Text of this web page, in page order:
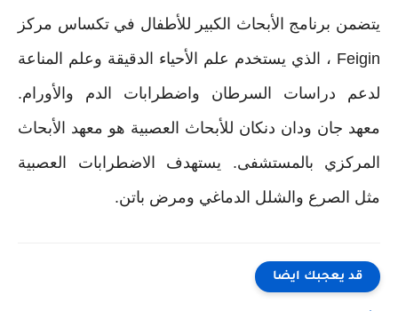
يتضمن برنامج الأبحاث الكبير للأطفال في تكساس مركز
Feigin ، الذي يستخدم علم الأحياء الدقيقة وعلم المناعة
لدعم دراسات السرطان واضطرابات الدم والأورام.
معهد جان ودان دنكان للأبحاث العصبية هو معهد الأبحاث
المركزي بالمستشفى. يستهدف الاضطرابات العصبية
مثل الصرع والشلل الدماغي ومرض باتن.
قد يعجبك ايضا